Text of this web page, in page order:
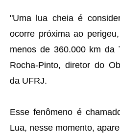
"Uma lua cheia é
ocorre próxima ao
menos de 360.000 km da
Rocha-Pinto, diretor do
da UFRJ.
Esse fenômeno é
Lua, nesse momento,